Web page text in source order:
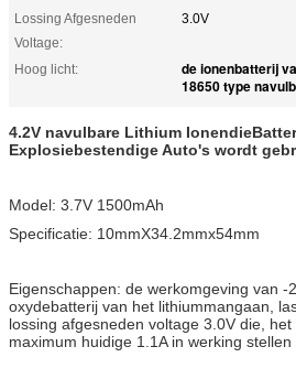
Lossing Afgesneden
Voltage:
3.0V
Hoog licht: de ionenbatterij
18650 type
4.2V navulbare Lithium
Explosiebestendige Auto's wordt
Model: 3.7V 1500mAh
Specificatie: 10mmX34.2mmx54mm
Eigenschappen: de werkomgeving van -
oxydebatterij van het lithiummangaan,
lossing afgesneden voltage 3.0V die, het
maximum huidige 1.1A in werking stellen